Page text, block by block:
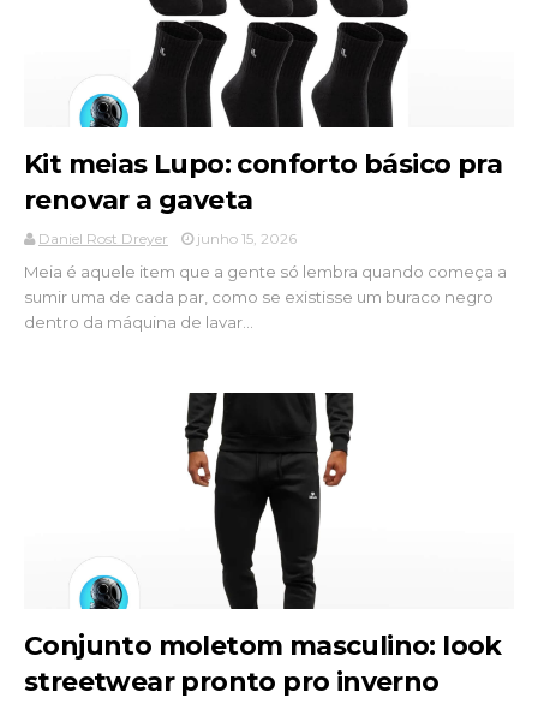
Kit meias Lupo: conforto básico pra
renovar a gaveta
Daniel Rost Dreyer junho 15, 2026
Meia é aquele item que a gente só lembra quando começa a
sumir uma de cada par, como se existisse um buraco negro
dentro da máquina de lavar...
Conjunto moletom masculino: look
streetwear pronto pro inverno